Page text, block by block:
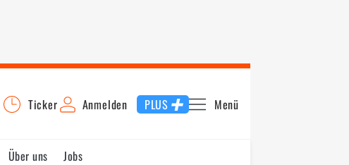
Ticker Anmelden PLUS Menü
Über uns Jobs